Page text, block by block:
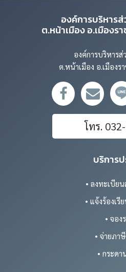
องค์การบริหาร
ต.หน้าเมือง อ.เมืองร
องค์การบริหาร
ต.หน้าเมือง อ.เมืองร
โทร.
บริการ
• ลงทะเบีย
• แจ้งร้องเ
• จอง
• จ่ายภา
• กระด